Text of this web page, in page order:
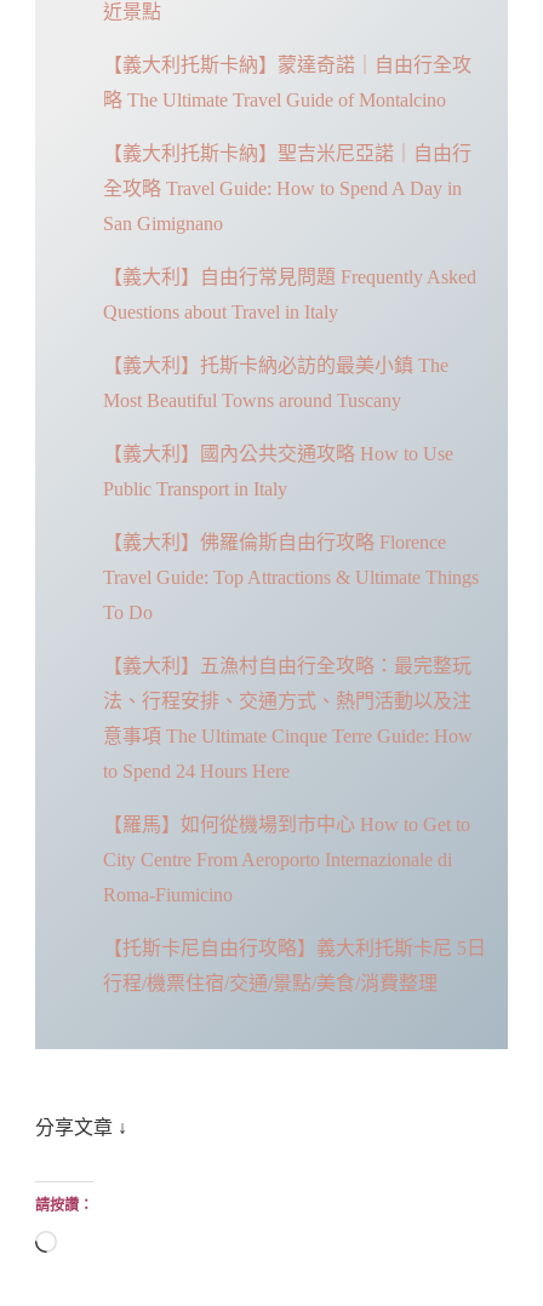
近景點
【義大利托斯卡納】蒙達奇諾｜自由行全攻
略 The Ultimate Travel Guide of Montalcino
【義大利托斯卡納】聖吉米尼亞諾｜自由行
全攻略 Travel Guide: How to Spend A Day in
San Gimignano
【義大利】自由行常見問題 Frequently Asked
Questions about Travel in Italy
【義大利】托斯卡納必訪的最美小鎮 The
Most Beautiful Towns around Tuscany
【義大利】國內公共交通攻略 How to Use
Public Transport in Italy
【義大利】佛羅倫斯自由行攻略 Florence
Travel Guide: Top Attractions & Ultimate Things
To Do
【義大利】五漁村自由行全攻略：最完整玩
法、行程安排、交通方式、熱門活動以及注
意事項 The Ultimate Cinque Terre Guide: How
to Spend 24 Hours Here
【羅馬】如何從機場到市中心 How to Get to
City Centre From Aeroporto Internazionale di
Roma-Fiumicino
【托斯卡尼自由行攻略】義大利托斯卡尼 5日
行程/機票住宿/交通/景點/美食/消費整理
分享文章 ↓
請按讚：
正